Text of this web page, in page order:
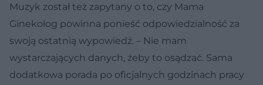
Muzyk został też zapytany o to, czy Mama
Ginekolog powinna ponieść odpowiedzialność za
swoją ostatnią wypowiedź. – Nie mam
wystarczających danych, żeby to osądzać. Sama
dodatkowa porada po oficjalnych godzinach pracy